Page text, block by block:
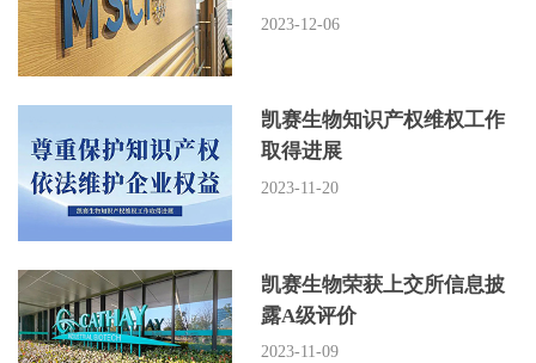
2023-12-06
凯赛生物知识产权维权工作
取得进展
2023-11-20
凯赛生物荣获上交所信息披
露A级评价
2023-11-09